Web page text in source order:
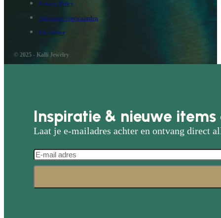
Privacy Policy
Algemene voorwaarden
Disclaimer
© 2025 - Kalli Jewelry
Inspiratie & nieuwe
Laat je e-mailadres achter en ontvang direct